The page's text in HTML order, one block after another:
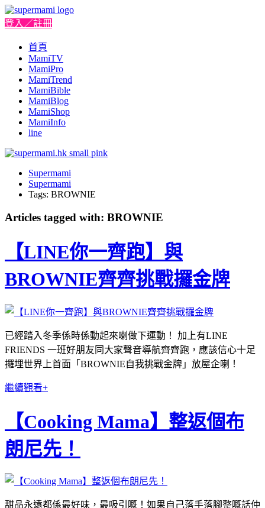
登入／註冊
首頁
MamiTV
MamiPro
MamiTrend
MamiBible
MamiBlog
MamiShop
MamiInfo
line
Supermami
Supermami
Tags: BROWNIE
Articles tagged with: BROWNIE
【LINE你一齊跑】與
BROWNIE齊齊挑戰攞金牌
已經踏入冬季係時係動起來喇做下運動！ 加上有LINE
FRIENDS 一班好朋友同大家聲音導航齊齊跑，應該信心十足
攞埋世界上首面「BROWNIE自我挑戰金牌」放屋企喇！
繼續觀看+
【Cooking Mama】整返個布
朗尼先！
甜品永遠都係最好味，最吸引嘅！如果自己落手落腳整嘅話仲